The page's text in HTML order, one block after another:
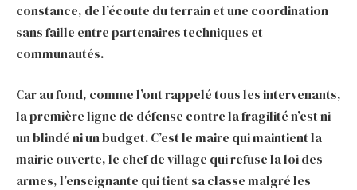
constance, de l’écoute du terrain et une coordination
sans faille entre partenaires techniques et
communautés.
Car au fond, comme l’ont rappelé tous les intervenants,
la première ligne de défense contre la fragilité n’est ni
un blindé ni un budget. C’est le maire qui maintient la
mairie ouverte, le chef de village qui refuse la loi des
armes, l’enseignante qui tient sa classe malgré les